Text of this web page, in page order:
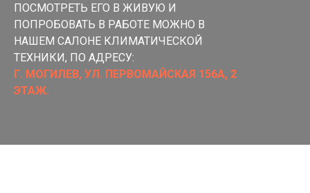
ПОСМОТРЕТЬ ЕГО В ЖИВУЮ И
ПОПРОБОВАТЬ В РАБОТЕ МОЖНО В
НАШЕМ САЛОНЕ КЛИМАТИЧЕСКОЙ
ТЕХНИКИ, ПО АДРЕСУ:
Г. МОГИЛЕВ, УЛ. ПЕРВОМАЙСКАЯ 156А, 2
ЭТАЖ.